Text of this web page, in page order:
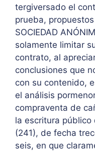
tergiversado el
prueba,
SOCIEDAD
solamente limitar
contrato, al
conclusiones que
con su contenido,
el análisis
compraventa de
la escritura
(241), de fecha
seis, en que